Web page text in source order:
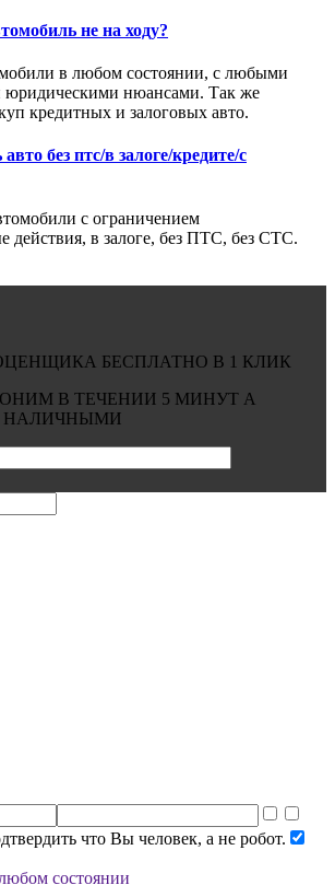
не на ходу?
в любом состоянии, с любыми
юридическими нюансами. Так же
кредитных и залоговых авто.
без птс/в залоге/кредите/с
с ограничением
действия, в залоге, без ПТС, без СТС.
БЕСПЛАТНО В 1 КЛИК
В ТЕЧЕНИИ 5 МИНУТ А
НАЛИЧНЫМИ
что Вы человек, а не робот.
состоянии